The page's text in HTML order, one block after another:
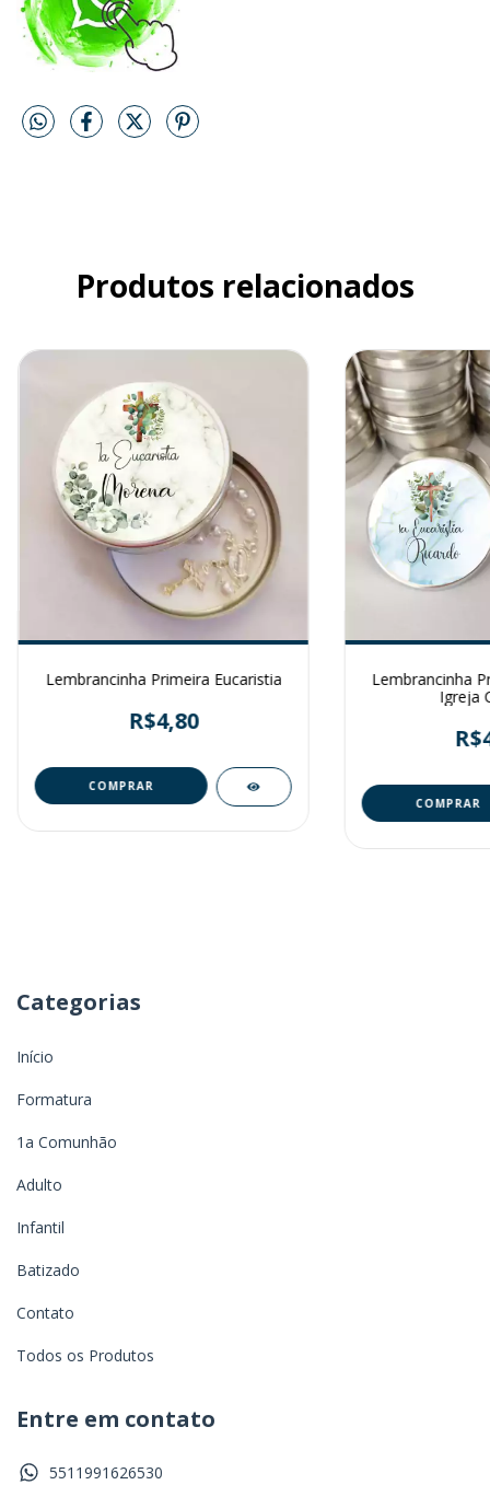
Produtos relacionados
Lembrancinha Primeira Eucaristia
R$4,80
Lembrancinha
Igreja
Categorias
Início
Formatura
1a Comunhão
Adulto
Infantil
Batizado
Contato
Todos os Produtos
Entre em contato
5511991626530